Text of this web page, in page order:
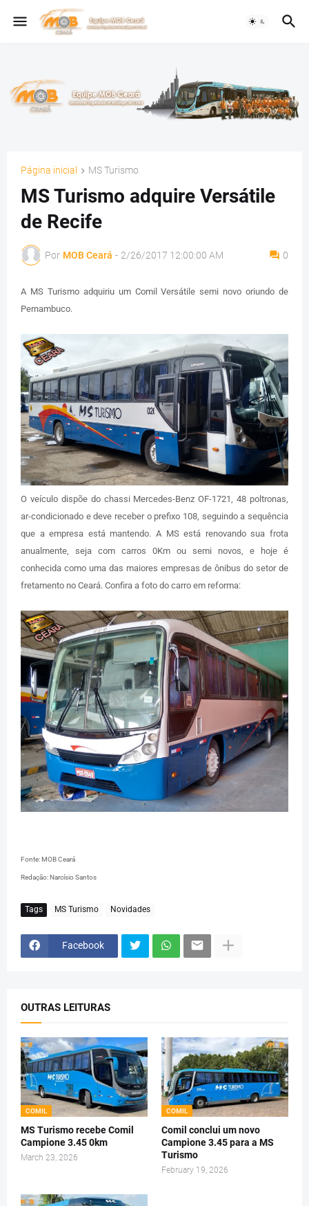
Página inicial MS Turismo
MS Turismo adquire Versátile
de Recife
Por MOB Ceará - 2/26/2017 12:00:00 AM 0
A MS Turismo adquiriu um Comil Versátile semi novo oriundo de
Pernambuco.
O veículo dispõe do chassi Mercedes-Benz OF-1721, 48 poltronas,
ar-condicionado e deve receber o prefixo 108, seguindo a sequência
que a empresa está mantendo. A MS está renovando sua frota
anualmente, seja com carros 0Km ou semi novos, e hoje é
conhecida como uma das maiores empresas de ônibus do setor de
fretamento no Ceará. Confira a foto do carro em reforma:
Fonte: MOB Ceará
Redação: Narcísio Santos
Tags MS Turismo Novidades
Facebook
OUTRAS LEITURAS
COMIL
MS Turismo recebe Comil
Campione 3.45 0km
March 23, 2026
COMIL
Comil conclui um novo
Campione 3.45 para a MS
Turismo
February 19, 2026